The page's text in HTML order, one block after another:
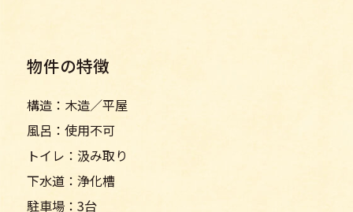
物件の特徴
構造：木造／平屋
風呂：使用不可
トイレ：汲み取り
下水道：浄化槽
駐車場：3台